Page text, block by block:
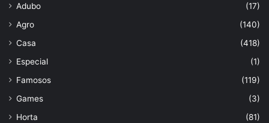
Adubo
(17)
Agro
(140)
Casa
(418)
Especial
(1)
Famosos
(119)
Games
(3)
Horta
(81)